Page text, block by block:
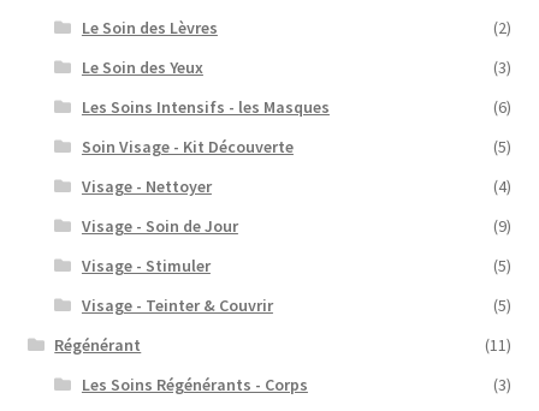
Le Soin des Lèvres
(2)
Le Soin des Yeux
(3)
Les Soins Intensifs - les Masques
(6)
Soin Visage - Kit Découverte
(5)
Visage - Nettoyer
(4)
Visage - Soin de Jour
(9)
Visage - Stimuler
(5)
Visage - Teinter & Couvrir
(5)
Régénérant
(11)
Les Soins Régénérants - Corps
(3)